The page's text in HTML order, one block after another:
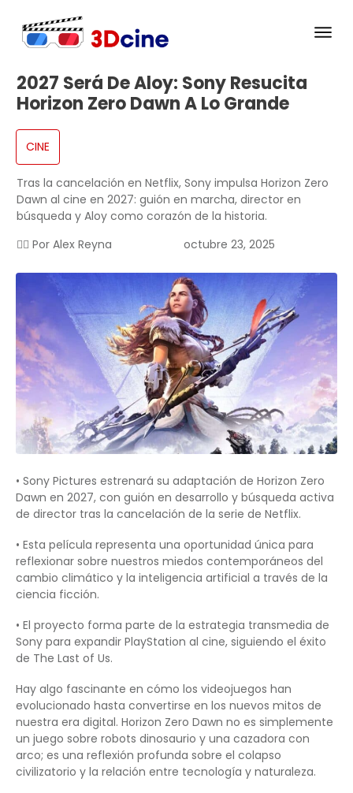
2027 Será De Aloy: Sony Resucita
Horizon Zero Dawn A Lo Grande
CINE
Tras la cancelación en Netflix, Sony impulsa Horizon Zero
Dawn al cine en 2027: guión en marcha, director en
búsqueda y Aloy como corazón de la historia.
✍🏻 Por Alex Reyna octubre 23, 2025
• Sony Pictures estrenará su adaptación de Horizon Zero
Dawn en 2027, con guión en desarrollo y búsqueda activa
de director tras la cancelación de la serie de Netflix.
• Esta película representa una oportunidad única para
reflexionar sobre nuestros miedos contemporáneos del
cambio climático y la inteligencia artificial a través de la
ciencia ficción.
• El proyecto forma parte de la estrategia transmedia de
Sony para expandir PlayStation al cine, siguiendo el éxito
de The Last of Us.
Hay algo fascinante en cómo los videojuegos han
evolucionado hasta convertirse en los nuevos mitos de
nuestra era digital. Horizon Zero Dawn no es simplemente
un juego sobre robots dinosaurio y una cazadora con
arco; es una reflexión profunda sobre el colapso
civilizatorio y la relación entre tecnología y naturaleza.